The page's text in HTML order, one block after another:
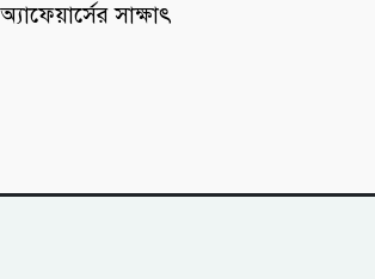
অ্যাফেয়ার্সের সাক্ষাৎ